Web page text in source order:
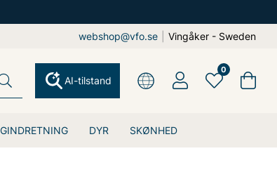
webshop@vfo.se Vingåker - Sweden
DYR SKØNHED
AI-tilstand
0